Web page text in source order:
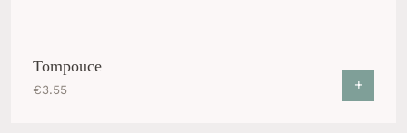
Tompouce
€3.55 +